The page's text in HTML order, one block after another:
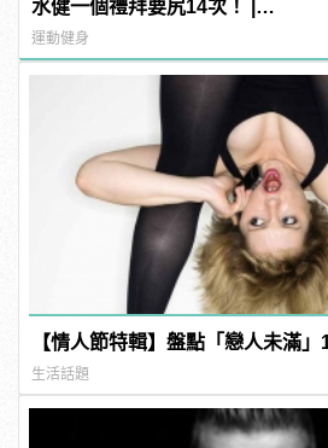
水健一個禮拜要尻14次！ |
manfashion這樣變型男
運動健身
【情人節特輯】盤點「戀人未滿」
生活話題